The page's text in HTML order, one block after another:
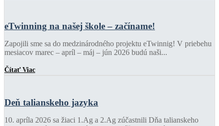
eTwinning na našej škole – začíname!
Zapojili sme sa do medzinárodného projektu eTwinnig! V priebehu
mesiacov marec – apríl – máj – jún 2026 budú naši...
Čítať Viac
Deň talianskeho jazyka
10. apríla 2026 sa žiaci 1.Ag a 2.Ag zúčastnili Dňa talianskeho